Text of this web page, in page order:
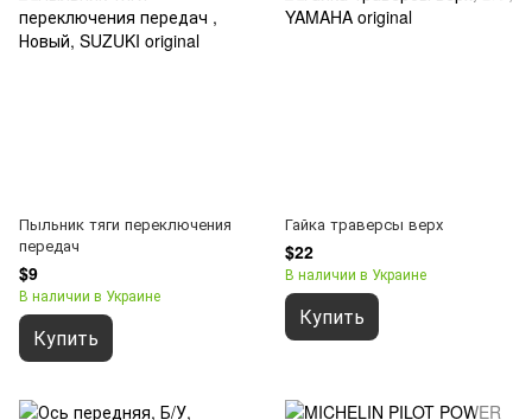
Пыльник тяги переключения
передач
$9
В наличии в Украине
Купить
Гайка траверсы верх
$22
В наличии в Украине
Купить